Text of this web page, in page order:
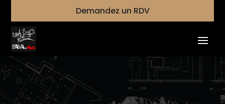
Demandez un RDV